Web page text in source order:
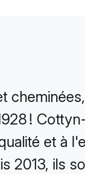
!
et à
2013, ils